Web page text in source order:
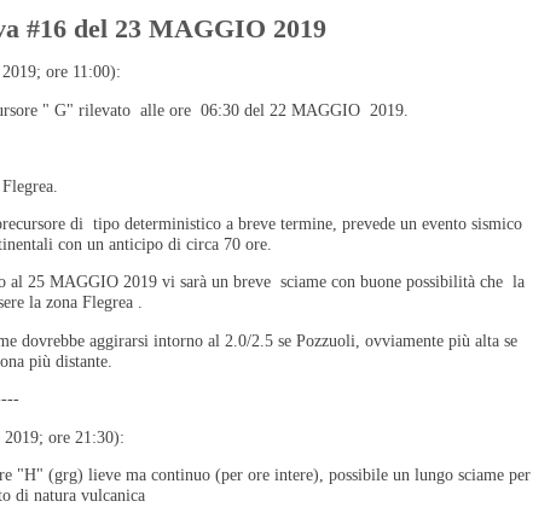
#16 del 23 MAGGIO 2019
ore 11:00):
" G" rilevato alle ore 06:30 del 22 MAGGIO 2019.
di tipo deterministico a breve termine, prevede un evento sismico
con un anticipo di circa 70 ore.
al 25 MAGGIO 2019 vi sarà un breve sciame con buone possibilità che la
la zona Flegrea .
dovrebbe aggirarsi intorno al 2.0/2.5 se Pozzuoli, ovviamente più alta se
più distante.
ore 21:30):
"H" (grg) lieve ma continuo (per ore intere), possibile un lungo sciame per
di natura vulcanica